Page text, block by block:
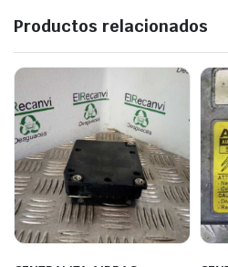
Productos relacionados